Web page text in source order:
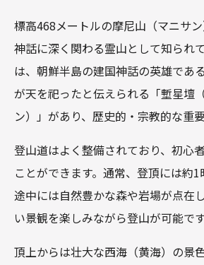
標高468メートルの摩尼山（マニサ
神話に深く関わる霊山として知られ
は、朝鮮半島の建国神話の英雄であ
が天を祀ったと伝えられる「塹星壇
ン）」があり、歴史的・宗教的な重
登山道はよく整備されており、初心
ことができます。通常、登頂には約1
途中には自然豊かな森や岩場が点在
い景観を楽しみながら登山が可能です
頂上からは壮大な西海（黄海）の景